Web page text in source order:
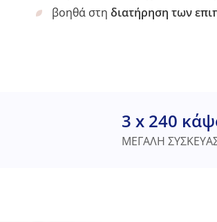
βοηθά στη διατήρηση των
3 x 240
ΜΕΓΑΛΗ